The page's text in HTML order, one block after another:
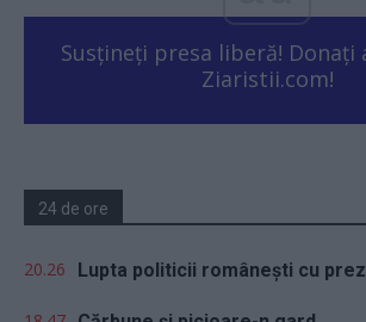
Susțineți presa liberă! Donați
Ziaristii.com!
24 de ore
20.26 Lupta politicii românești cu